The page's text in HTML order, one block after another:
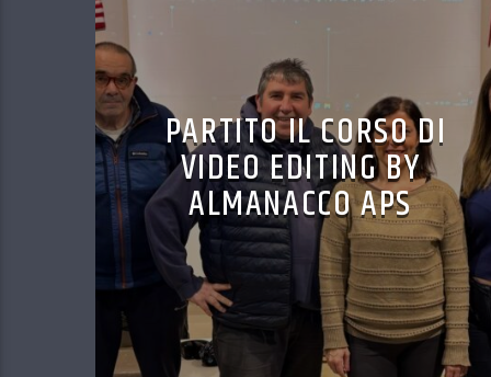
PARTITO IL CORSO DI
VIDEO EDITING BY
ALMANACCO APS